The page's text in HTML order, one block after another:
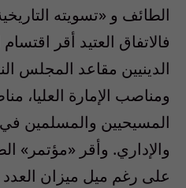
الطائف و «تسويته
فالاتفاق العتيد أقر اقتسام
الدينيين مقاعد المجلس
ومناصب الإمارة العليا،
المسيحيين والمسلمين
والإداري. وأقر «مؤتمر»
على رغم ميل ميزان العدد